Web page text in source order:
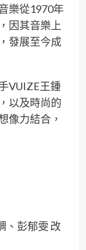
樂從1970年
因其音樂上
發展至今成
VUIZE王鍾
以及時尚的
像力結合，
、彭郁雯 改